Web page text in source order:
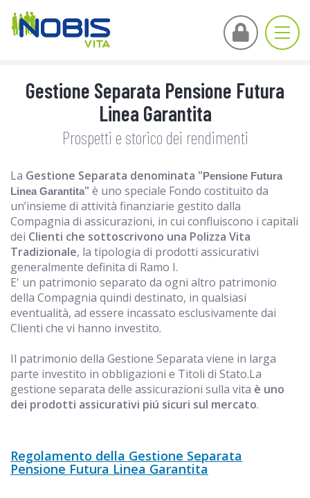
Gestione Separata Pensione Futura
Linea Garantita
Prospetti e storico dei rendimenti
La Gestione Separata denominata " Pensione Futura
Linea Garantita" è uno speciale Fondo costituito da
un’insieme di attività finanziarie gestito dalla
Compagnia di assicurazioni, in cui confluiscono i capitali
dei Clienti che sottoscrivono una Polizza Vita
Tradizionale, la tipologia di prodotti assicurativi
generalmente definita di Ramo I.
E' un patrimonio separato da ogni altro patrimonio
della Compagnia quindi destinato, in qualsiasi
eventualità, ad essere incassato esclusivamente dai
Clienti che vi hanno investito.
Il patrimonio della Gestione Separata viene in larga
parte investito in obbligazioni e Titoli di Stato.La
gestione separata delle assicurazioni sulla vita è uno
dei prodotti assicurativi piú sicuri sul mercato.
Regolamento della Gestione Separata
Pensione Futura Linea Garantita